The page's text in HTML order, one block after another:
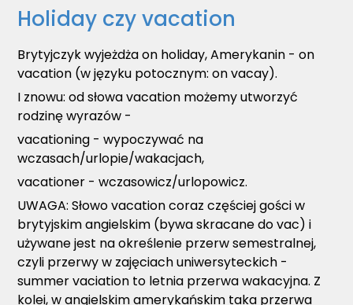
Holiday czy vacation
Brytyjczyk wyjeżdża on holiday, Amerykanin - on
vacation (w języku potocznym: on vacay).
I znowu: od słowa vacation możemy utworzyć
rodzinę wyrazów -
vacationing - wypoczywać na
wczasach/urlopie/wakacjach,
vacationer - wczasowicz/urlopowicz.
UWAGA: Słowo vacation coraz częściej gości w
brytyjskim angielskim (bywa skracane do vac) i
używane jest na określenie przerw semestralnej,
czyli przerwy w zajęciach uniwersyteckich -
summer vaciation to letnia przerwa wakacyjna. Z
kolei, w angielskim amerykańskim taka przerwa